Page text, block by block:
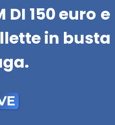
DI 150 euro e
in busta